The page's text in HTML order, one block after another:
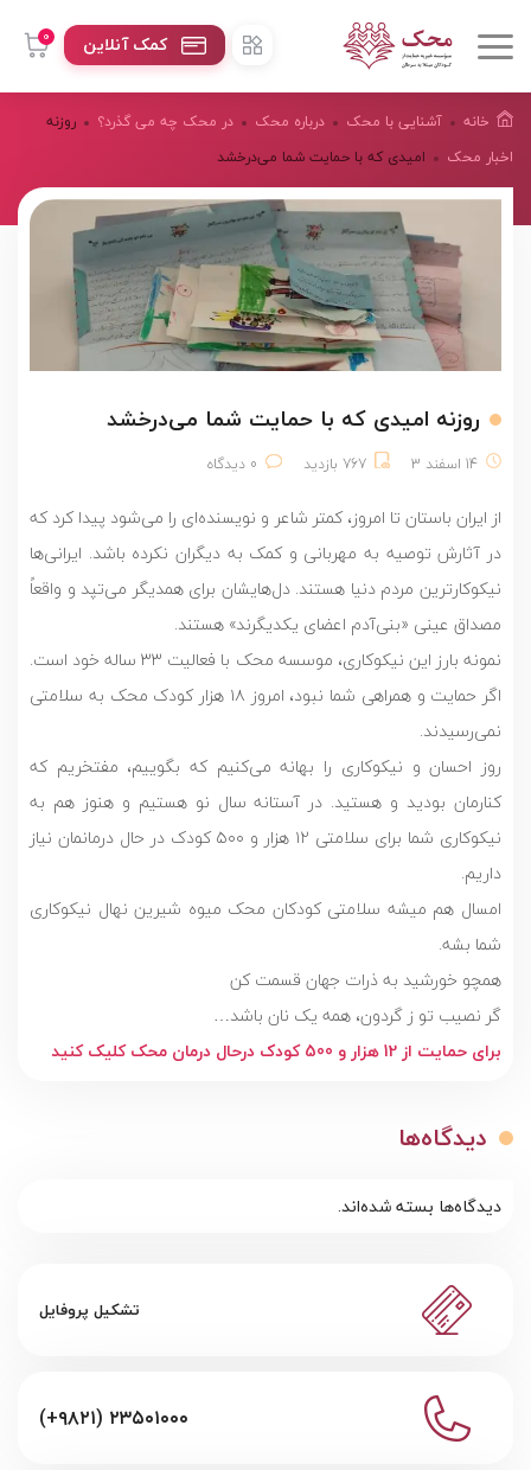
0 کمک آنلاین
خانه آشنایی با محک درباره محک
در محک چه می گذرد؟
اخبار محک
روزنه
امیدی که با حمایت شما می‌درخشد
روزنه امیدی که با حمایت شما می‌درخشد
14 اسفند 3 767 بازدید 0 دیدگاه
از ایران باستان تا امروز، کمتر شاعر و نویسنده‌ای را می‌‌شود پیدا کرد که
در آثارش توصیه به مهربانی و کمک به دیگران نکرده باشد. ایرانی‌ها
نیکوکارترین مردم دنیا هستند. دل‌هایشان برای همدیگر می‌تپد و واقعاً
مصداق عینی «بنی‌آدم اعضای یکدیگرند» هستند.
نمونه بارز این نیکوکاری، موسسه محک با فعالیت ۳۳ ساله خود است.
اگر حمایت و همراهی شما نبود، امروز ۱۸ هزار کودک محک به سلامتی
نمی‌رسیدند.
روز احسان و نیکوکاری را بهانه می‌کنیم که بگوییم، مفتخریم که
کنارمان بودید و هستید. در آستانه سال نو هستیم و هنوز هم به
نیکوکاری شما برای سلامتی ۱۲ هزار و ۵۰۰ کودک در حال درمانمان نیاز
داریم.
امسال هم میشه سلامتی کودکان محک میوه شیرین نهال نیکوکاری
شما بشه.
همچو خورشید به ذرات جهان قسمت کن
گر نصیب تو ز گردون، همه یک نان باشد…
برای حمایت از 12 هزار و 500 کودک درحال درمان محک کلیک کنید
دیدگاه‌ها
دیدگاه‌ها بسته شده‌اند.
تشکیل پروفایل
(+۹۸۲۱) ۲۳۵۰۱۰۰۰